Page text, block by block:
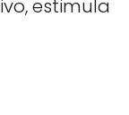
estimula